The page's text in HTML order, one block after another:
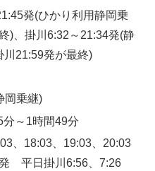
発(ひかり利用静岡乗
)、掛川6:32～21:34発(静
川21:59発が最終)
岡乗継)
～1時間49分
、18:03、19:03、20:03
平日掛川6:56、7:26